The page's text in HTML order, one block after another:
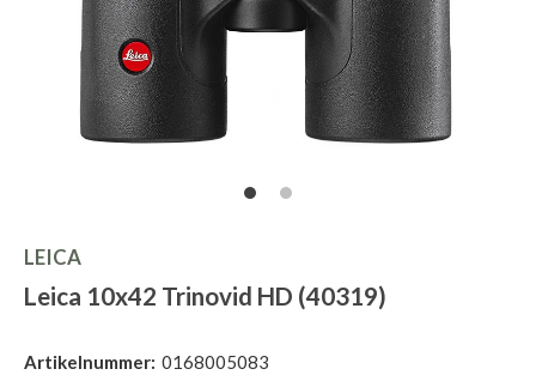
LEICA
Leica 10x42 Trinovid HD (40319)
Artikelnummer: 0168005083